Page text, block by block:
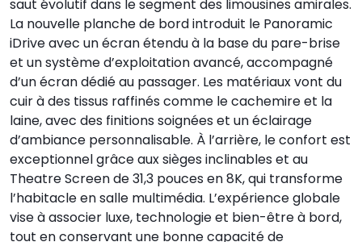
saut évolutif dans le segment des limousines amirales.
La nouvelle planche de bord introduit le Panoramic
iDrive avec un écran étendu à la base du pare-brise
et un système d’exploitation avancé, accompagné
d’un écran dédié au passager. Les matériaux vont du
cuir à des tissus raffinés comme le cachemire et la
laine, avec des finitions soignées et un éclairage
d’ambiance personnalisable. À l’arrière, le confort est
exceptionnel grâce aux sièges inclinables et au
Theatre Screen de 31,3 pouces en 8K, qui transforme
l’habitacle en salle multimédia. L’expérience globale
vise à associer luxe, technologie et bien-être à bord,
tout en conservant une bonne capacité de